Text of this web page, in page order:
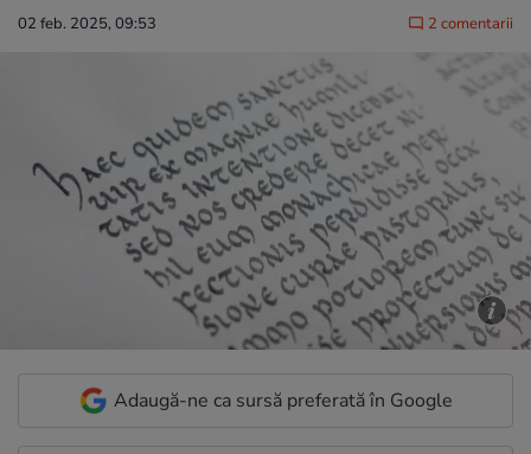
02 feb. 2025, 09:53 2 comentarii
Adaugă-ne ca sursă preferată în Google